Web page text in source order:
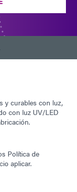
y curables con luz,
con luz UV/LED
Política de
aplicar.